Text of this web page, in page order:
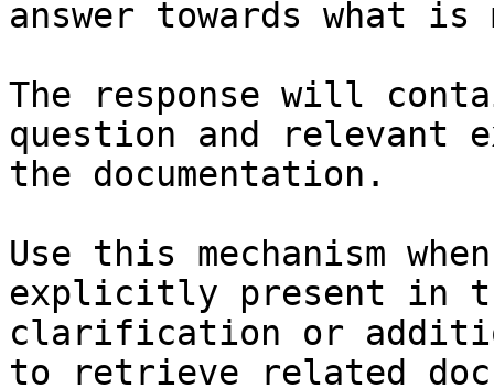
answer towards what
The response will
question and relevant
the documentation.
Use this mechanism
explicitly present in
clarification or